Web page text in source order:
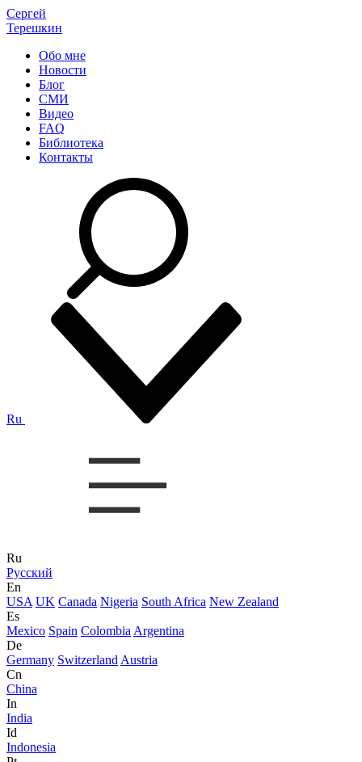
Сергей
Терешкин
Обо мне
Новости
Блог
СМИ
Видео
FAQ
Библиотека
Контакты
Ru
Ru
Русский
En
USA UK Canada Nigeria South Africa New Zealand
Es
Mexico Spain Colombia Argentina
De
Germany Switzerland Austria
Cn
China
In
India
Id
Indonesia